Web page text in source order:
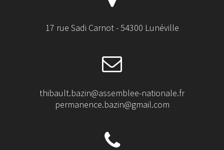
17 rue Sadi Carnot - 54300 Lunéville
thibault.bazin@assemblee-nationale.fr
permanence.bazin@gmail.com